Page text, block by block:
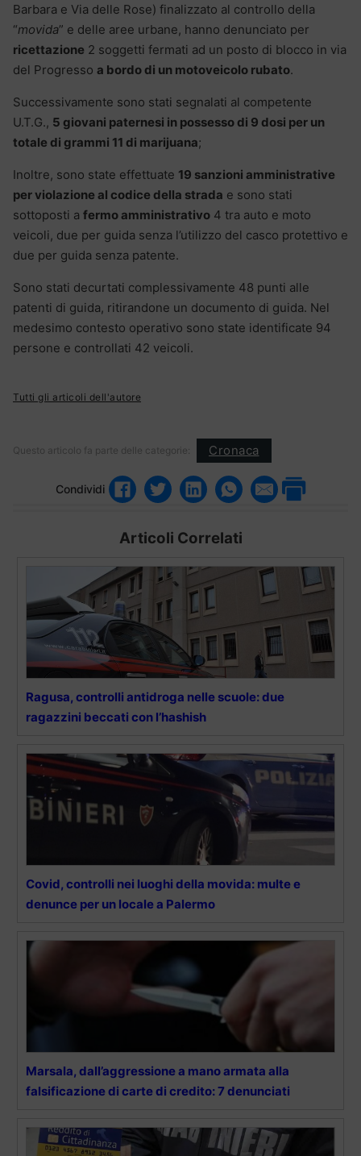
Barbara e Via delle Rose) finalizzato al controllo della
“movida” e delle aree urbane, hanno denunciato per
ricettazione 2 soggetti fermati ad un posto di blocco in via
del Progresso a bordo di un motoveicolo rubato.
Successivamente sono stati segnalati al competente
U.T.G., 5 giovani paternesi in possesso di 9 dosi per un
totale di grammi 11 di marijuana;
Inoltre, sono state effettuate 19 sanzioni amministrative
per violazione al codice della strada e sono stati
sottoposti a fermo amministrativo 4 tra auto e moto
veicoli, due per guida senza l’utilizzo del casco protettivo e
due per guida senza patente.
Sono stati decurtati complessivamente 48 punti alle
patenti di guida, ritirandone un documento di guida. Nel
medesimo contesto operativo sono state identificate 94
persone e controllati 42 veicoli.
Tutti gli articoli dell'autore
Questo articolo fa parte delle categorie: Cronaca
Condividi
Articoli Correlati
Ragusa, controlli antidroga nelle scuole: due
ragazzini beccati con l’hashish
Covid, controlli nei luoghi della movida: multe e
denunce per un locale a Palermo
Marsala, dall’aggressione a mano armata alla
falsificazione di carte di credito: 7 denunciati